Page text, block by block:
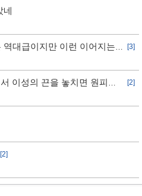
네
대급이지만 이런 이어지는
[3]
이성의 끈을 놓치면 원피스
[2]
[2]